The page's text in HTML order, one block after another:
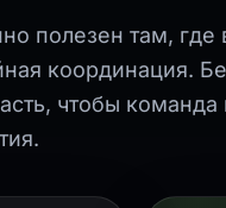
полезен там,
координация.
чтобы